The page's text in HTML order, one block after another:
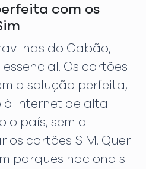
com os
do Gabão,
Os cartões
a solução perfeita,
à Internet de alta
o país, sem o
os cartões SIM. Quer
parques nacionais